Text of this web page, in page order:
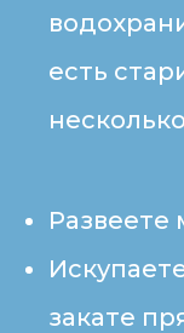
есть
закате